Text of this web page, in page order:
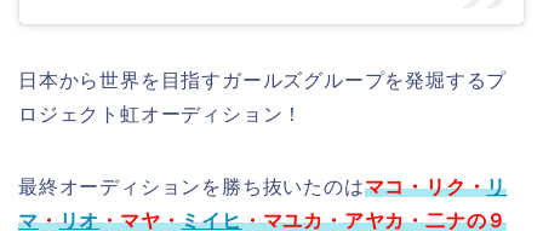
日本から世界を目指すガールズグループを発堀するプ
ロジェクト虹オーディション！
最終オーディションを勝ち抜いたのはマコ・リク・リ
マ・リオ・マヤ・ミイヒ・マユカ・アヤカ・二ナの９